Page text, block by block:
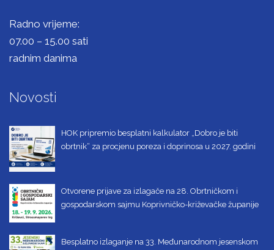
Radno vrijeme:
07.00 – 15.00 sati
radnim danima
Novosti
HOK pripremio besplatni kalkulator „Dobro je biti
obrtnik“ za procjenu poreza i doprinosa u 2027. godini
Otvorene prijave za izlagače na 28. Obrtničkom i
gospodarskom sajmu Koprivničko-križevačke županije
Besplatno izlaganje na 33. Međunarodnom jesenskom